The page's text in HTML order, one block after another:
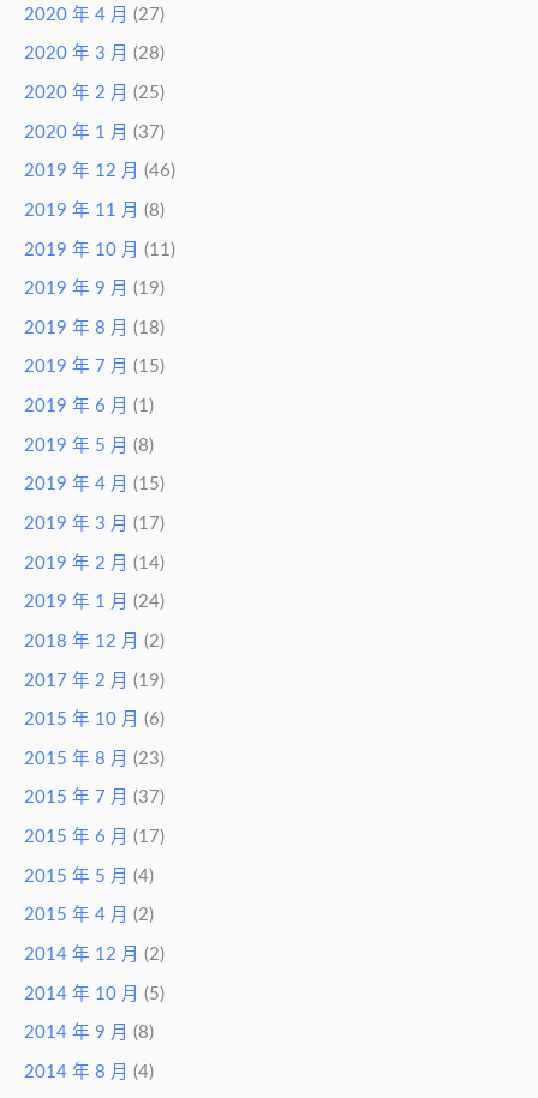
2020 年 4 月 (27)
2020 年 3 月 (28)
2020 年 2 月 (25)
2020 年 1 月 (37)
2019 年 12 月 (46)
2019 年 11 月 (8)
2019 年 10 月 (11)
2019 年 9 月 (19)
2019 年 8 月 (18)
2019 年 7 月 (15)
2019 年 6 月 (1)
2019 年 5 月 (8)
2019 年 4 月 (15)
2019 年 3 月 (17)
2019 年 2 月 (14)
2019 年 1 月 (24)
2018 年 12 月 (2)
2017 年 2 月 (19)
2015 年 10 月 (6)
2015 年 8 月 (23)
2015 年 7 月 (37)
2015 年 6 月 (17)
2015 年 5 月 (4)
2015 年 4 月 (2)
2014 年 12 月 (2)
2014 年 10 月 (5)
2014 年 9 月 (8)
2014 年 8 月 (4)